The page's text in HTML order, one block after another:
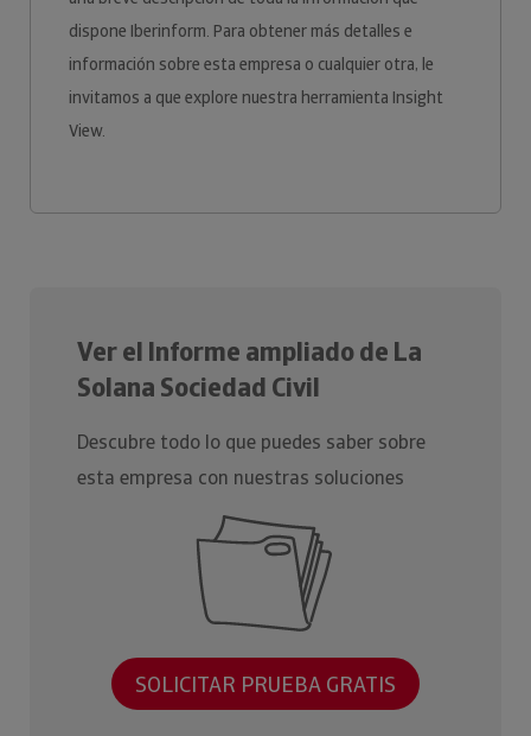
dispone Iberinform. Para obtener más detalles e
información sobre esta empresa o cualquier otra, le
invitamos a que explore nuestra herramienta Insight
View.
Ver el Informe ampliado de La
Solana Sociedad Civil
Descubre todo lo que puedes saber sobre
esta empresa con nuestras soluciones
SOLICITAR PRUEBA GRATIS